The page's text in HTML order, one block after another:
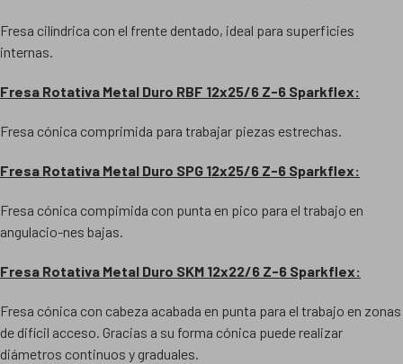
Fresa cilíndrica con el frente dentado, ideal para superficies
internas.
Fresa Rotativa Metal Duro RBF 12x25/6 Z-6 Sparkflex:
Fresa cónica comprimida para trabajar piezas estrechas.
Fresa Rotativa Metal Duro SPG 12x25/6 Z-6 Sparkflex:
Fresa cónica compimida con punta en pico para el trabajo en
angulacio-nes bajas.
Fresa Rotativa Metal Duro SKM 12x22/6 Z-6 Sparkflex:
Fresa cónica con cabeza acabada en punta para el trabajo en zonas
de difícil acceso. Gracias a su forma cónica puede realizar
diámetros continuos y graduales.